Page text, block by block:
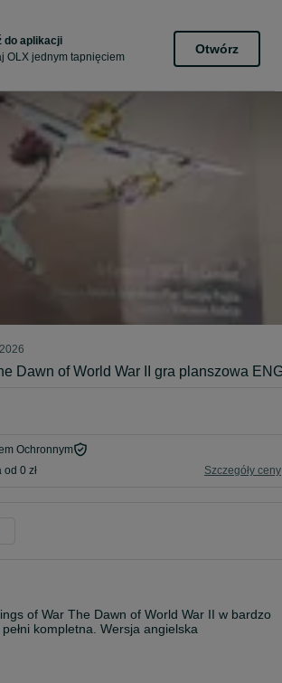
do aplikacji
OLX jednym tapnięciem
Otwórz
Dawn of World War II gra planszowa
Ochronnym
0 zł Szczegóły ceny
of War The Dawn of World War II w bardzo
kompletna. Wersja angielska